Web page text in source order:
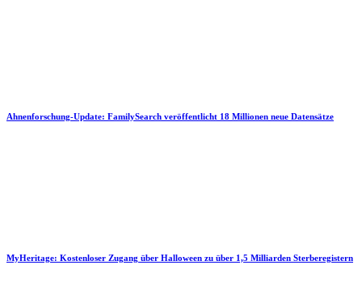
Ahnenforschung-Update: FamilySearch veröffentlicht 18 Millionen neue Datensätze
MyHeritage: Kostenloser Zugang über Halloween zu über 1,5 Milliarden Sterberegistern